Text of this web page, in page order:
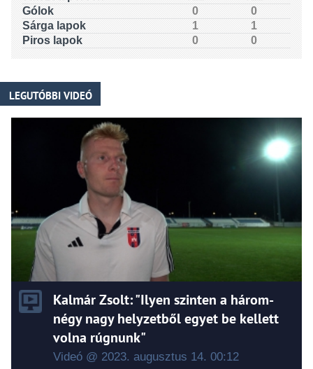
Gólok
0
0
Sárga lapok
1
1
Piros lapok
0 0
LEGUTÓBBI VIDEÓ
Kalmár Zsolt: "Ilyen szinten a három-
négy nagy helyzetből egyet be kellett
volna rúgnunk"
Videó @ 2023. augusztus 14. 00:12